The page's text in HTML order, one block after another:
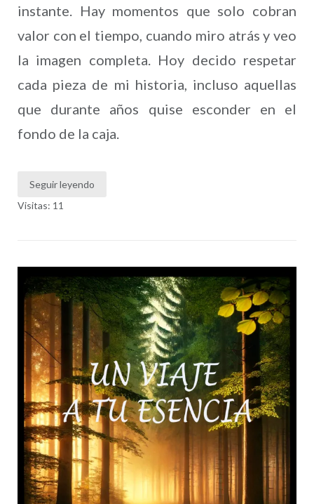
instante. Hay momentos que solo cobran
valor con el tiempo, cuando miro atrás y veo
la imagen completa. Hoy decido respetar
cada pieza de mi historia, incluso aquellas
que durante años quise esconder en el
fondo de la caja.
Seguir leyendo
Visitas: 11